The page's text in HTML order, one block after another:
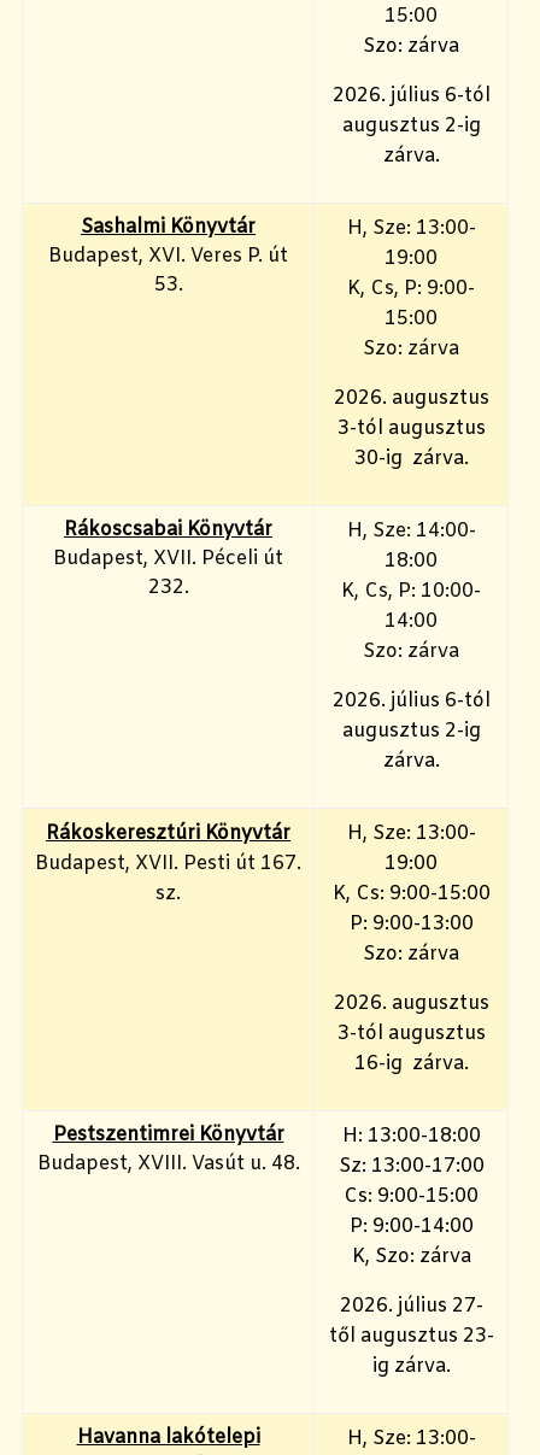
15:00
Szo: zárva
2026. július 6-tól
augusztus 2-ig
zárva.
Sashalmi Könyvtár
Budapest, XVI. Veres P. út
53.
H, Sze: 13:00-
19:00
K, Cs, P: 9:00-
15:00
Szo: zárva
2026. augusztus
3-tól augusztus
30-ig zárva.
Rákoscsabai Könyvtár
Budapest, XVII. Péceli út
232.
H, Sze: 14:00-
18:00
K, Cs, P: 10:00-
14:00
Szo: zárva
2026. július 6-tól
augusztus 2-ig
zárva.
Rákoskeresztúri Könyvtár
Budapest, XVII. Pesti út 167.
sz.
H, Sze: 13:00-
19:00
K, Cs: 9:00-15:00
P: 9:00-13:00
Szo: zárva
2026. augusztus
3-tól augusztus
16-ig zárva.
Pestszentimrei Könyvtár
Budapest, XVIII. Vasút u. 48.
H: 13:00-18:00
Sz: 13:00-17:00
Cs: 9:00-15:00
P: 9:00-14:00
K, Szo: zárva
2026. július 27-
től augusztus 23-
ig zárva.
Havanna lakótelepi
H, Sze: 13:00-